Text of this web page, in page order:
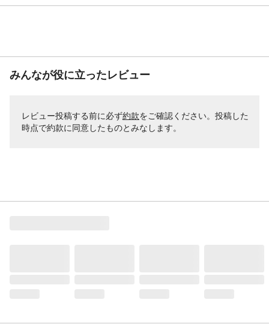
みんなが役に立ったレビュー
レビュー投稿する前に必ず約款をご確認ください。投稿した
時点で約款に同意したものとみなします。